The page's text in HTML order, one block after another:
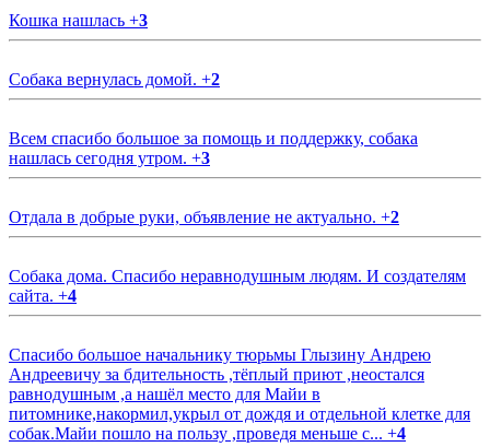
Кошка нашлась +3
Собака вернулась домой. +2
Всем спасибо большое за помощь и поддержку, собака
нашлась сегодня утром. +3
Отдала в добрые руки, объявление не актуально. +2
Собака дома. Спасибо неравнодушным людям. И создателям
сайта. +4
Спасибо большое начальнику тюрьмы Глызину Андрею
Андреевичу за бдительность ,тёплый приют ,неостался
равнодушным ,а нашёл место для Майи в
питомнике,накормил,укрыл от дождя и отдельной клетке для
собак.Майи пошло на пользу ,проведя меньше с... +4